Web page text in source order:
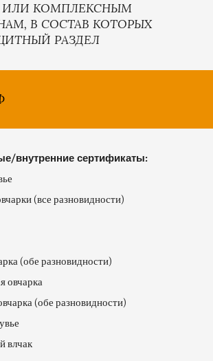
КОМПЛЕКСНЫМ
В СОСТАВ КОТОРЫХ
РАЗДЕЛ
внутренние сертификаты:
(все разновидности)
(обе разновидности)
овчарка
(обе разновидности)
влчак